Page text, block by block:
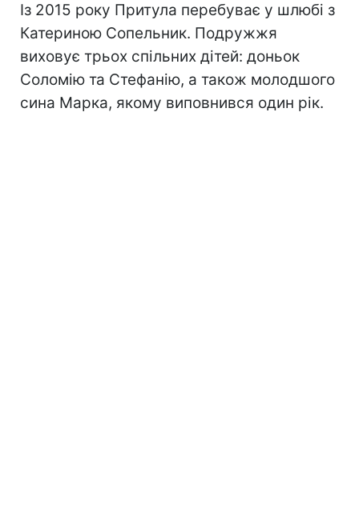
Із 2015 року Притула перебуває у шлюбі з
Катериною Сопельник. Подружжя
виховує трьох спільних дітей: доньок
Соломію та Стефанію, а також молодшого
сина Марка, якому виповнився один рік.